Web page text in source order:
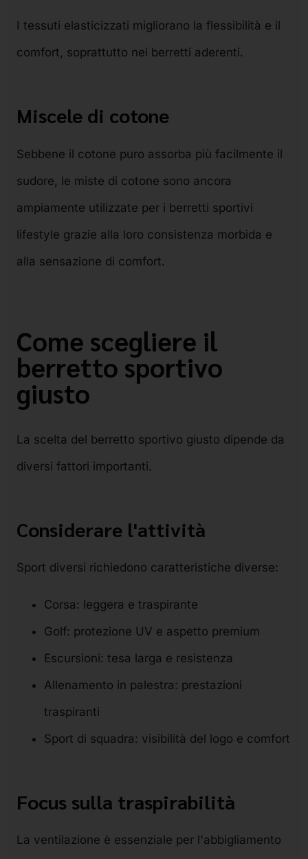
I tessuti elasticizzati migliorano la flessibilità e il
comfort, soprattutto nei berretti aderenti.
Miscele di cotone
Sebbene il cotone puro assorba più facilmente il
sudore, le miste di cotone sono ancora
ampiamente utilizzate per i berretti sportivi
lifestyle grazie alla loro consistenza morbida e
alla sensazione di comfort.
Come scegliere il
berretto sportivo
giusto
La scelta del berretto sportivo giusto dipende da
diversi fattori importanti.
Considerare l'attività
Sport diversi richiedono caratteristiche diverse:
Corsa: leggera e traspirante
Golf: protezione UV e aspetto premium
Escursioni: tesa larga e resistenza
Allenamento in palestra: prestazioni
traspiranti
Sport di squadra: visibilità del logo e comfort
Focus sulla traspirabilità
La ventilazione è essenziale per l'abbigliamento